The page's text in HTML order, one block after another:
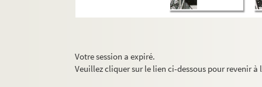
Votre session a expiré.
Veuillez cliquer sur le lien ci-dessous pour revenir